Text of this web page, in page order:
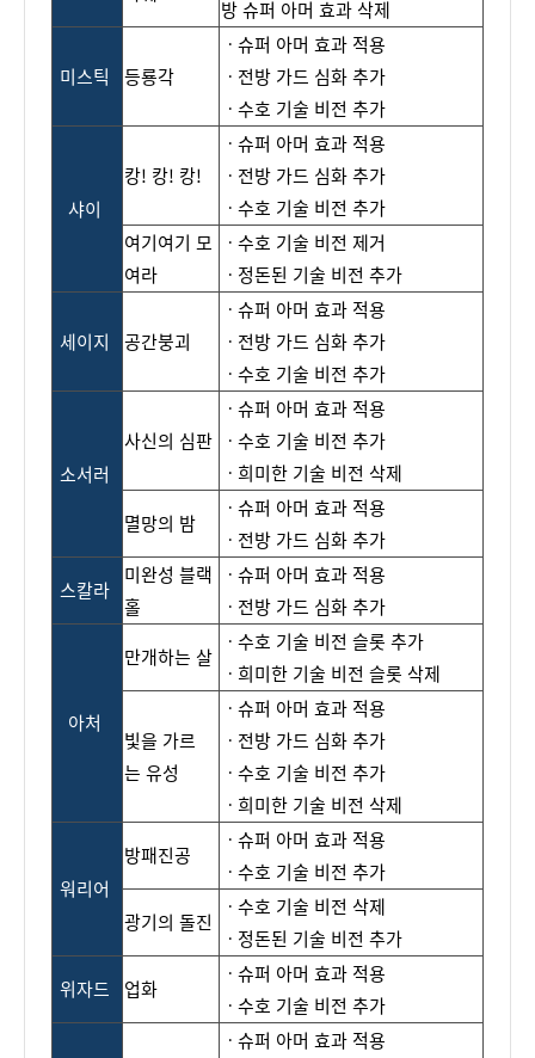
방슈퍼 아머 효과 삭제
미스틱 등룡각
ㆍ 슈퍼 아머 효과 적용
ㆍ전방 가드 심화추가
ㆍ 수호 기술 비전 추가
샤이
캉! 캉! 캉!
ㆍ 슈퍼 아머 효과 적용
ㆍ전방 가드 심화추가
ㆍ수호 기술 비전 추가
여기여기 모
여라
ㆍ수호 기술 비전 제거
ㆍ정돈된 기술 비전 추가
세이지 공간붕괴
ㆍ 슈퍼 아머 효과 적용
ㆍ전방 가드 심화추가
ㆍ 수호 기술 비전 추가
소서러
사신의 심판
ㆍ 슈퍼 아머 효과 적용
ㆍ 수호 기술 비전 추가
ㆍ희미한 기술 비전 삭제
멸망의 밤
ㆍ 슈퍼 아머 효과 적용
ㆍ 전방 가드 심화추가
스칼라
미완성 블랙
홀
ㆍ 슈퍼 아머 효과 적용
ㆍ전방 가드 심화추가
아처
만개하는 살
ㆍ수호 기술 비전 슬롯 추가
ㆍ희미한 기술 비전 슬롯 삭제
빛을 가르
는 유성
ㆍ 슈퍼 아머 효과 적용
ㆍ전방 가드 심화추가
ㆍ 수호 기술 비전 추가
ㆍ 희미한 기술 비전 삭제
워리어
방패진공
ㆍ 슈퍼 아머 효과 적용
ㆍ수호 기술 비전 추가
광기의 돌진
ㆍ수호 기술 비전 삭제
ㆍ 정돈된 기술 비전 추가
위자드
업화
ㆍ 슈퍼 아머 효과 적용
ㆍ수호 기술 비전 추가
ㆍ 슈퍼 아머 효과 적용